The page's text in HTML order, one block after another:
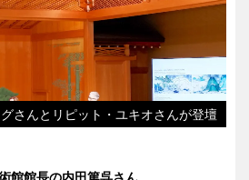
さんとリピット・ユキオさんが登壇
館館長の内田篤呉さん